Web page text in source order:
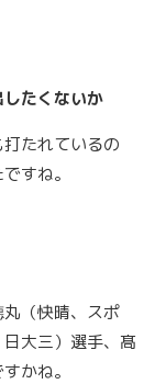
たくないか
たれているの
すね。
（快晴、スポ
大三）選手、髙
かね。